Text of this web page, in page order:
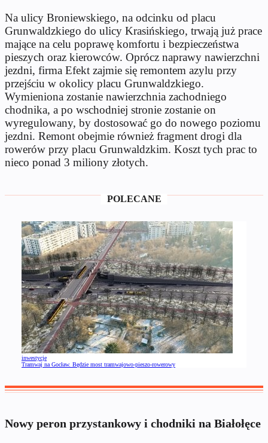
Na ulicy Broniewskiego, na odcinku od placu
Grunwaldzkiego do ulicy Krasińskiego, trwają już prace
mające na celu poprawę komfortu i bezpieczeństwa
pieszych oraz kierowców. Oprócz naprawy nawierzchni
jezdni, firma Efekt zajmie się remontem azylu przy
przejściu w okolicy placu Grunwaldzkiego.
Wymieniona zostanie nawierzchnia zachodniego
chodnika, a po wschodniej stronie zostanie on
wyregulowany, by dostosować go do nowego poziomu
jezdni. Remont obejmie również fragment drogi dla
rowerów przy placu Grunwaldzkim. Koszt tych prac to
nieco ponad 3 miliony złotych.
POLECANE
inwestycje
Tramwaj na Gocław. Będzie most tramwajowo-pieszo-rowerowy
Nowy peron przystankowy i chodniki na Białołęce